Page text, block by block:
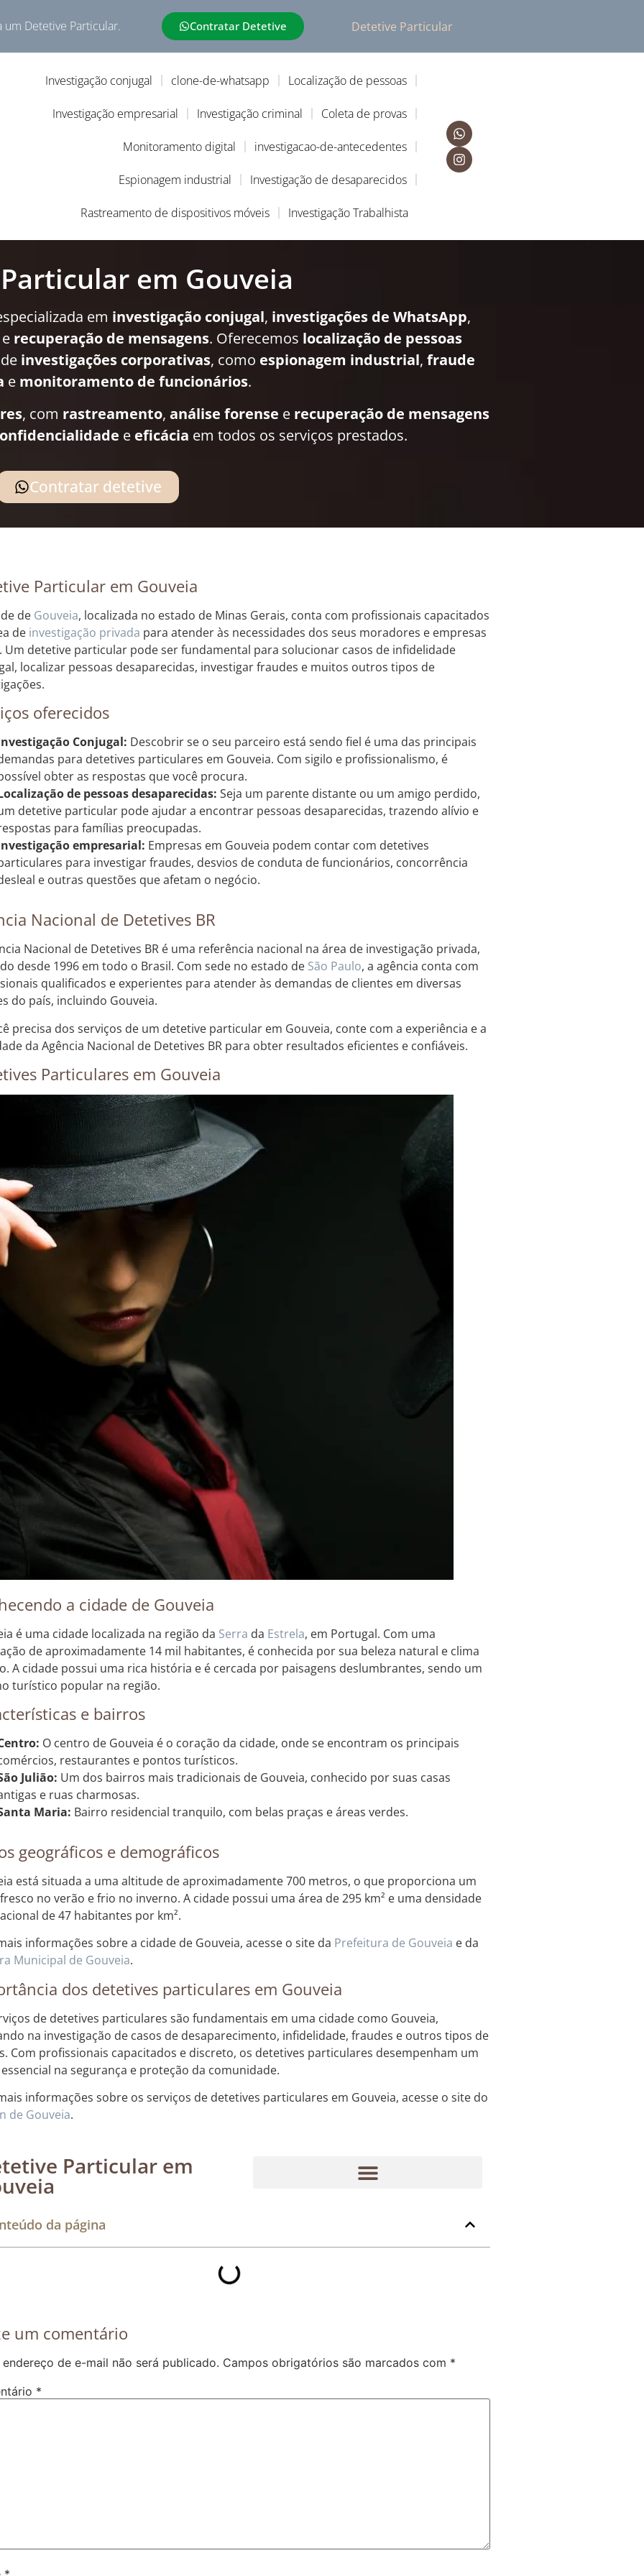
um Detetive Particular. Contratar Detetive Detetive Particular
Investigação conjugal clone-de-whatsapp Localização de pessoas
Investigação empresarial Investigação criminal Coleta de provas
Monitoramento digital investigacao-de-antecedentes
Espionagem industrial Investigação de desaparecidos
Rastreamento de dispositivos móveis Investigação Trabalhista
em Gouveia
em investigação conjugal, investigações de WhatsApp,
recuperação de mensagens. Oferecemos localização de pessoas
investigações corporativas, como espionagem industrial, fraude
e monitoramento de funcionários.
, com rastreamento, análise forense e recuperação de mensagens
e eficácia em todos os serviços prestados.
Contratar detetive
Particular em Gouveia
de Gouveia, localizada no estado de Minas Gerais, conta com profissionais capacitados
de investigação privada para atender às necessidades dos seus moradores e empresas
Um detetive particular pode ser fundamental para solucionar casos de infidelidade
localizar pessoas desaparecidas, investigar fraudes e muitos outros tipos de
oferecidos
Conjugal: Descobrir se o seu parceiro está sendo fiel é uma das principais
para detetives particulares em Gouveia. Com sigilo e profissionalismo, é
obter as respostas que você procura.
de pessoas desaparecidas: Seja um parente distante ou um amigo perdido,
detetive particular pode ajudar a encontrar pessoas desaparecidas, trazendo alívio e
para famílias preocupadas.
empresarial: Empresas em Gouveia podem contar com detetives
para investigar fraudes, desvios de conduta de funcionários, concorrência
e outras questões que afetam o negócio.
Nacional de Detetives BR
Nacional de Detetives BR é uma referência nacional na área de investigação privada,
desde 1996 em todo o Brasil. Com sede no estado de São Paulo, a agência conta com
qualificados e experientes para atender às demandas de clientes em diversas
do país, incluindo Gouveia.
precisa dos serviços de um detetive particular em Gouveia, conte com a experiência e a
da Agência Nacional de Detetives BR para obter resultados eficientes e confiáveis.
Particulares em Gouveia
a cidade de Gouveia
é uma cidade localizada na região da Serra da Estrela, em Portugal. Com uma
de aproximadamente 14 mil habitantes, é conhecida por sua beleza natural e clima
A cidade possui uma rica história e é cercada por paisagens deslumbrantes, sendo um
turístico popular na região.
e bairros
O centro de Gouveia é o coração da cidade, onde se encontram os principais
restaurantes e pontos turísticos.
Julião: Um dos bairros mais tradicionais de Gouveia, conhecido por suas casas
e ruas charmosas.
Maria: Bairro residencial tranquilo, com belas praças e áreas verdes.
geográficos e demográficos
está situada a uma altitude de aproximadamente 700 metros, o que proporciona um
no verão e frio no inverno. A cidade possui uma área de 295 km² e uma densidade
de 47 habitantes por km².
informações sobre a cidade de Gouveia, acesse o site da Prefeitura de Gouveia e da
Municipal de Gouveia.
dos detetives particulares em Gouveia
de detetives particulares são fundamentais em uma cidade como Gouveia,
na investigação de casos de desaparecimento, infidelidade, fraudes e outros tipos de
Com profissionais capacitados e discreto, os detetives particulares desempenham um
na segurança e proteção da comunidade.
informações sobre os serviços de detetives particulares em Gouveia, acesse o site do
de Gouveia.
Particular em
da página
um comentário
endereço de e-mail não será publicado. Campos obrigatórios são marcados com *
*